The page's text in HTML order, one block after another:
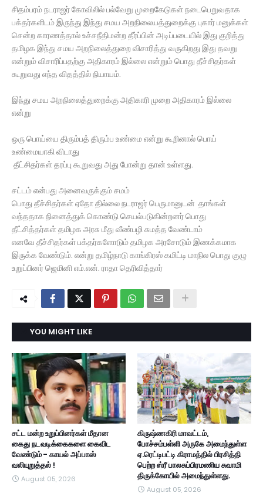
சிதம்பரம் நடராஜர் கோவிலில் பல்வேறு முறைகேடுகள் நடைபெறுவதாக
பக்தர்களிடம் இருந்து இந்து சமய அறநிலையத்துறைக்கு புகார் மனுக்கள்
சென்ற காரணத்தால் உச்சநீதிமன்ற தீர்ப்பின் அடிப்படையில் இது குறித்து
தமிழக இந்து சமய அறநிலைத்துறை விசாரித்து வருகிறது இது தவறு
என்றும் விசாரிப்பதற்கு அதிகாரம் இல்லை என்றும் பொது தீச்சிதர்கள்
கூறுவது எந்த விதத்தில் நியாயம்.
இந்து சமய அறநிலைத்துறைக்கு அதிகாரி முறை அதிகாரம் இல்லை
என்று
ஒரு பொய்யை திரும்பத் திரும்ப உண்மை என்று கூறினால் பொய்
உண்மையாகி விடாது
தீட்சிதர்கள் தரப்பு கூறுவது அது போன்று தான் உள்ளது.
சட்டம் என்பது அனைவருக்கும் சமம்
பொது தீச்சிதர்கள் ஏதோ தில்லை நடராஜர் பெருமானுடன் தாங்கள்
வந்ததாக நினைத்துக் கொண்டு செயல்படுகின்றனர் பொது
தீட்சித்தர்கள் தமிழக அரசு மீது வீண்பழி சுமத்த வேண்டாம்
எனவே தீச்சிதர்கள் பக்தர்களோடும் தமிழக அரசோடும் இணக்கமாக
இருக்க வேண்டும். என்று தமிழ்நாடு காங்கிரஸ் கமிட்டி மாநில பொது குழு
உறுப்பினர் ஜெமினி எம்.என். ராதா தெரிவித்தார்
YOU MIGHT LIKE
சட்ட மன்ற உறுப்பினர்கள் மீதான
கைது நடவடிக்கைகளை கைவிட
வேண்டும் - காயல் அப்பாஸ்
வலியுறுத்தல் !
August 05, 2026
கிருஷ்ணகிரி மாவட்டம்,
போச்சம்பள்ளி அருகே அமைந்துள்ள
ஏ.ரெட்டிபட்டி கிராமத்தில் பிரசித்தி
பெற்ற ஸ்ரீ பாலசுப்பிரமணிய சுவாமி
திருக்கோயில் அமைந்துள்ளது.
August 05, 2026